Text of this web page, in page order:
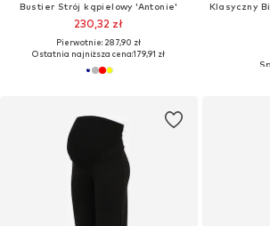
Bustier Strój kąpielowy 'Antonie'
230,32 zł
Pierwotnie: 287,90 zł
Ostatnia najniższa cena:179,91 zł